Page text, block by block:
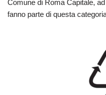
Comune di Roma Capitale,
fanno parte di questa